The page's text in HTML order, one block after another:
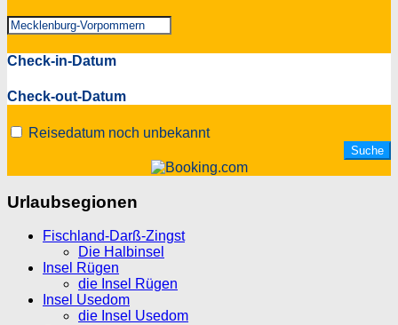
Check-in-Datum
Check-out-Datum
Reisedatum noch unbekannt
Urlaubsegionen
Fischland-Darß-Zingst
Die Halbinsel
Insel Rügen
die Insel Rügen
Insel Usedom
die Insel Usedom